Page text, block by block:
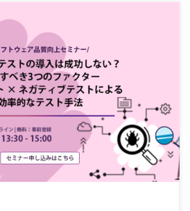
いかないのか？」と、思われたことではないでしょ